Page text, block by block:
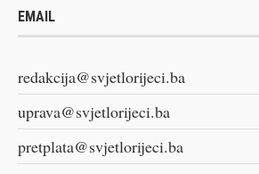
EMAIL
redakcija@svjetlorijeci.ba
uprava@svjetlorijeci.ba
pretplata@svjetlorijeci.ba